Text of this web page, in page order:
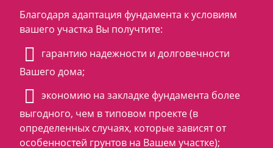
Благодаря адаптация фундамента к условиям
вашего участка Вы получтите:
гарантию надежности и долговечности
Вашего дома;
экономию на закладке фундамента более
выгодного, чем в типовом проекте (в
определенных случаях, которые зависят от
особенностей грунтов на Вашем участке);